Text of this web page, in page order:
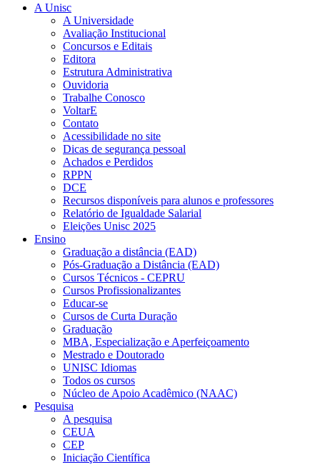
A Unisc
A Universidade
Avaliação Institucional
Concursos e Editais
Editora
Estrutura Administrativa
Ouvidoria
Trabalhe Conosco
VoltarE
Contato
Acessibilidade no site
Dicas de segurança pessoal
Achados e Perdidos
RPPN
DCE
Recursos disponíveis para alunos e professores
Relatório de Igualdade Salarial
Eleições Unisc 2025
Ensino
Graduação a distância (EAD)
Pós-Graduação a Distância (EAD)
Cursos Técnicos - CEPRU
Cursos Profissionalizantes
Educar-se
Cursos de Curta Duração
Graduação
MBA, Especialização e Aperfeiçoamento
Mestrado e Doutorado
UNISC Idiomas
Todos os cursos
Núcleo de Apoio Acadêmico (NAAC)
Pesquisa
A pesquisa
CEUA
CEP
Iniciação Científica